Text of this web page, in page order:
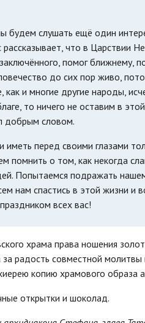
будем слушать ещё один
что в Царствии
помог ближнему,
до сих пор живо,
и многие другие народы,
то ничего не оставим в
добрым словом.
перед своими глазами
помнить о том, как некогда
Попытаемся подражать
нам спастись в этой жизни и
всех вас!
храма права ношения
радость совместной
копию храмового образа
открытки и шоколад.